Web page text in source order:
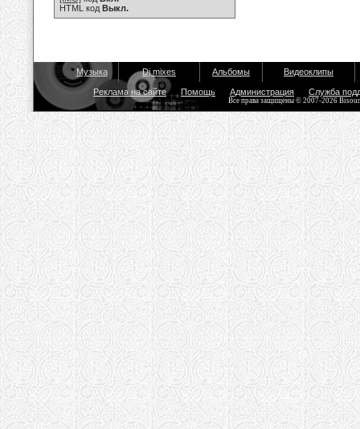
HTML код Выкл.
Музыка Dj mixes Альбомы Видеоклипы
Реклама на сайте Помощь Администрация Служба
Все права защищены © 2007-2026